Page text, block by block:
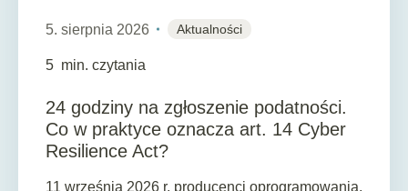
5. sierpnia 2026 Aktualności
5 min. czytania
24 godziny na zgłoszenie podatności.
Co w praktyce oznacza art. 14 Cyber
Resilience Act?
11 września 2026 r. producenci oprogramowania,